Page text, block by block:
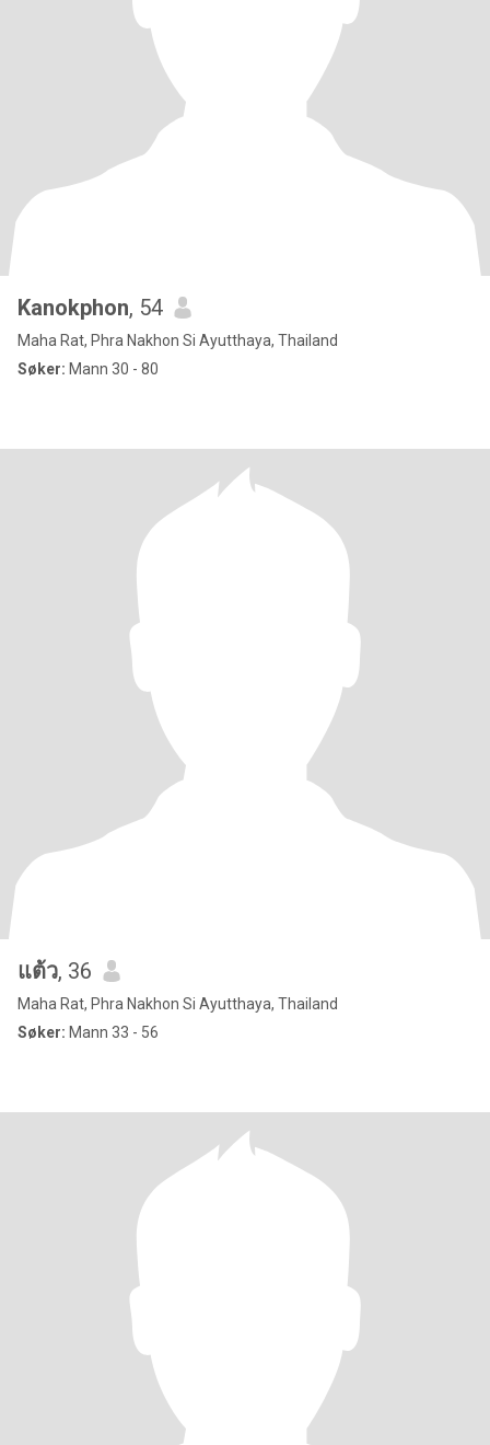
Kanokphon, 54
Maha Rat, Phra Nakhon Si Ayutthaya, Thailand
Søker: Mann 30 - 80
แต้ว, 36
Maha Rat, Phra Nakhon Si Ayutthaya, Thailand
Søker: Mann 33 - 56